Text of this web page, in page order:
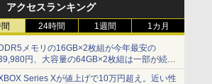
アクセスランキング
24時間 1週間 1カ月
メモリの16GB×2枚組が今年最安の
円、大容量の64GB×2枚組は一部が続騰
月前半のメモリ価格]
Series Xが値上げで10万円超え。近い性